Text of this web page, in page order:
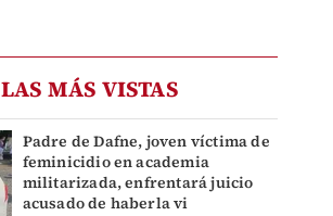
LAS MÁS VISTAS
Padre de Dafne, joven víctima de
feminicidio en academia
militarizada, enfrentará juicio
acusado de haberla vi